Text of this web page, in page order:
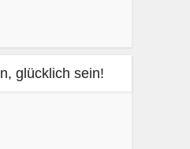
glücklich sein!